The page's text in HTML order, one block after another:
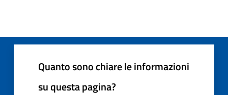
Quanto sono chiare le informazioni
su questa pagina?